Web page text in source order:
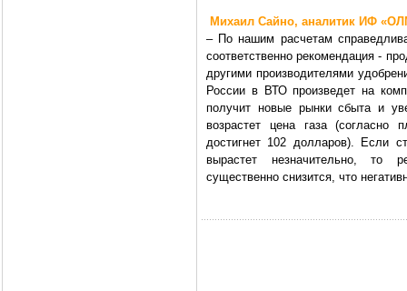
Михаил Сайно, аналитик ИФ
– По нашим расчетам
соответственно рекомендация -
другими производителями
России в ВТО произведет на
получит новые рынки сбыта и
возрастет цена газа (согласно
достигнет 102 долларов). Если
вырастет незначительно, то
существенно снизится, что